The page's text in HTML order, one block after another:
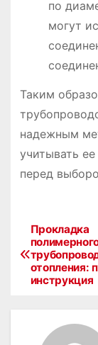
по
могут
Таким
надежным
учитывать
перед
Н
а
Прокладка
отопления:
инструкция